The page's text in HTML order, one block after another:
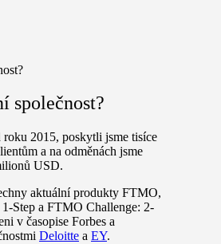
společnost?
roku 2015, poskytli jsme tisíce
a na odměnách jsme
USD.
aktuální produkty FTMO,
Step a FTMO Challenge: 2-
v časopise Forbes a
Deloitte a EY.